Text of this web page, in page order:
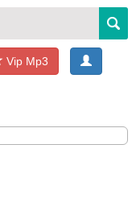
Vip Mp3